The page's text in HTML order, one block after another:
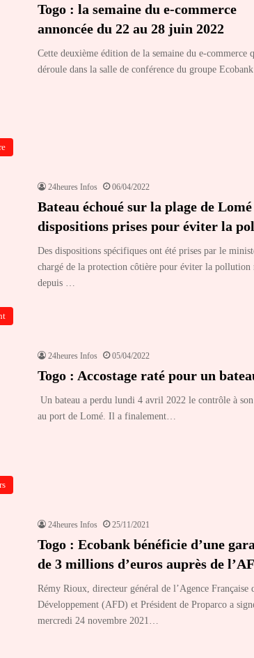
Togo : la semaine du e-commerce
annoncée du 22 au 28 juin 2022
Cette deuxième édition de la semaine du e-commerce
déroule dans la salle de conférence du groupe
24heures Infos 06/04/2022
Bateau échoué sur la plage de
dispositions prises pour éviter la
Des dispositions spécifiques ont été prises par le
chargé de la protection côtière pour éviter la pollution
depuis …
24heures Infos 05/04/2022
Togo : Accostage raté pour un
Un bateau a perdu lundi 4 avril 2022 le contrôle à
au port de Lomé. Il a finalement…
24heures Infos 25/11/2021
Togo : Ecobank bénéficie d’une
de 3 millions d’euros auprès de
Rémy Rioux, directeur général de l’Agence Française
Développement (AFD) et Président de Proparco a
mercredi 24 novembre 2021…